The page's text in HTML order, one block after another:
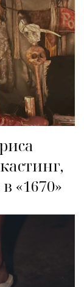
«1670»